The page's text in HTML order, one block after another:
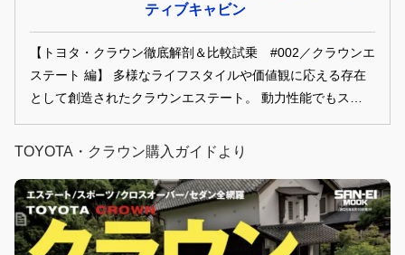
ティブキャビン
【トヨタ・クラウン徹底解剖＆比較試乗 #002／クラウンエ
ステート 編】 多様なライフスタイルや価値観に応える存在
として創造されたクラウンエステート。 動力性能でもスペー
の選択肢だ。
TOYOTA・クラウン購入ガイドより